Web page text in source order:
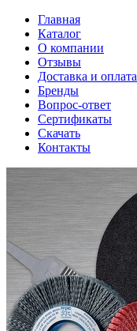
Главная
Каталог
О компании
Отзывы
Доставка и оплата
Бренды
Вопрос-ответ
Сертификаты
Скачать
Контакты